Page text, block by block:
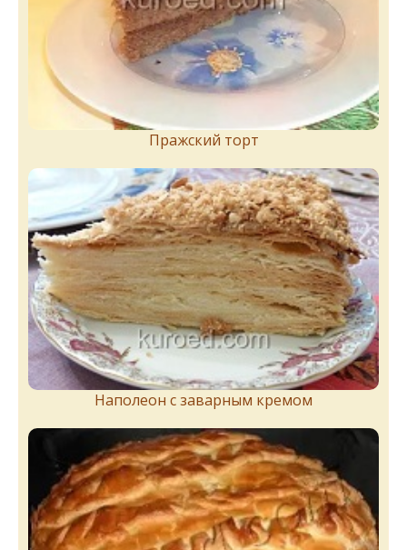
Пражский торт
Наполеон с заварным кремом